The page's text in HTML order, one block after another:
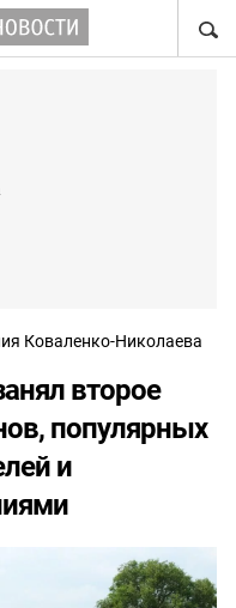
Коваленко-Николаева
второе
популярных
и